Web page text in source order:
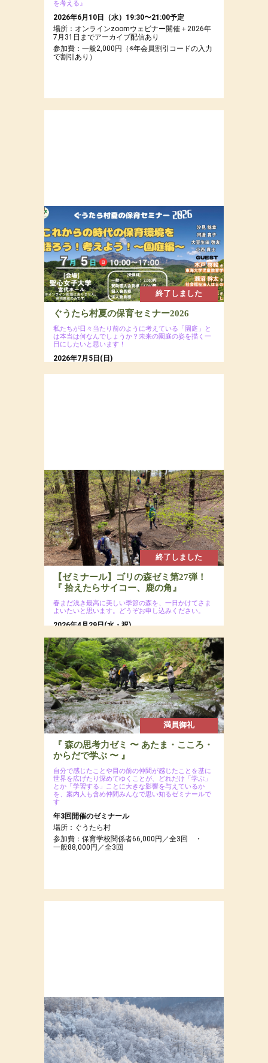
を考える』
2026年6月10日（水）19:30〜21:00予定
場所：オンラインzoomウェビナー開催＋2026年
7月31日までアーカイブ配信あり
参加費：一般2,000円（※年会員割引コードの入力
で割引あり）
終了しました
ぐうたら村夏の保育セミナー2026
私たちが日々当たり前のように考えている「園庭」と
は本当は何なんでしょうか？未来の園庭の姿を描く一
日にしたいと思います！
2026年7月5日(日)
終了しました
【ゼミナール】ゴリの森ゼミ第27弾！
『 拾えたらサイコー、鹿の角』
春まだ浅き最高に美しい季節の森を、一日かけてさま
よいたいと思います。どうぞお申し込みください。
2026年4月29日(水・祝)
場所：八ヶ岳南麓の森
参加費：参加費：会員8,000円（若者応援プロジ
ェクトにつき20代割引あるよ）・一般9,500円
／ 定員12名
満員御礼
『 森の思考力ゼミ 〜 あたま・こころ・
からだで学ぶ 〜 』
自分で感じたことや目の前の仲間が感じたことを基に
世界を広げたり深めてゆくことが、どれだけ「学ぶ」
とか「学習する」ことに大きな影響を与えているか
を、案内人も含め仲間みんなで思い知るゼミナールで
す
年3回開催のゼミナール
場所：ぐうたら村
参加費：保育学校関係者66,000円／全3回 ・
一般88,000円／全3回